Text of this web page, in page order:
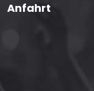
Anfahrt